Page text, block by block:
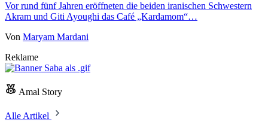
Vor rund fünf Jahren eröffneten die beiden iranischen Schwestern
Akram und Giti Ayoughi das Café „Kardamom“…
Von Maryam Mardani
Reklame
Amal Story
Alle Artikel